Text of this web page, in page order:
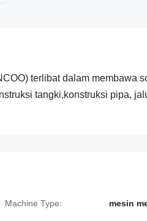
terlibat dalam membawa
tangki,konstruksi pipa,
Machine Type: mesin